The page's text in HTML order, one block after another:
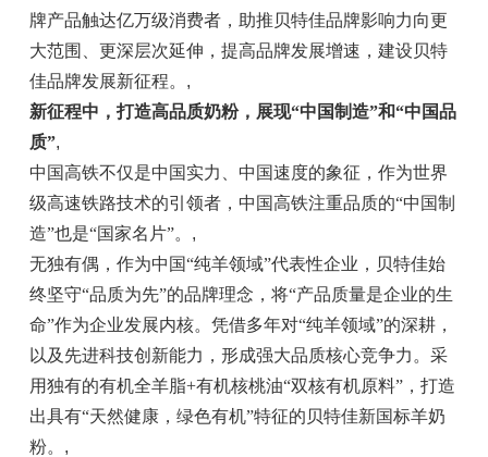
牌产品触达亿万级消费者，助推贝特佳品牌影响力向更
大范围、更深层次延伸，提高品牌发展增速，建设贝特
佳品牌发展新征程。 ,
新征程中，打造高品质奶粉，展现“中国制造”和“中国品
质”,
中国高铁不仅是中国实力、中国速度的象征，作为世界
级高速铁路技术的引领者，中国高铁注重品质的“中国制
造”也是“国家名片”。 ,
无独有偶，作为中国“纯羊领域”代表性企业，贝特佳始
终坚守“品质为先”的品牌理念，将“产品质量是企业的生
命”作为企业发展内核。凭借多年对“纯羊领域”的深耕，
以及先进科技创新能力，形成强大品质核心竞争力。采
用独有的有机全羊脂+有机核桃油“双核有机原料”，打造
出具有“天然健康，绿色有机”特征的贝特佳新国标羊奶
粉。 ,